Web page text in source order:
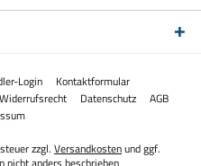
Login
Kontaktformular
Widerrufsrecht Datenschutz
AGB
zzgl. Versandkostenund ggf.